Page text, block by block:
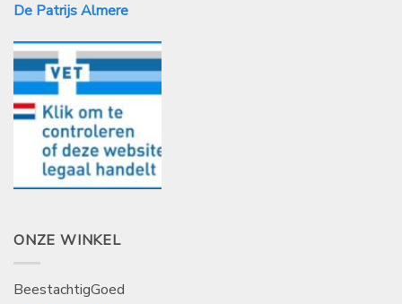
De Patrijs Almere
ONZE WINKEL
BeestachtigGoed